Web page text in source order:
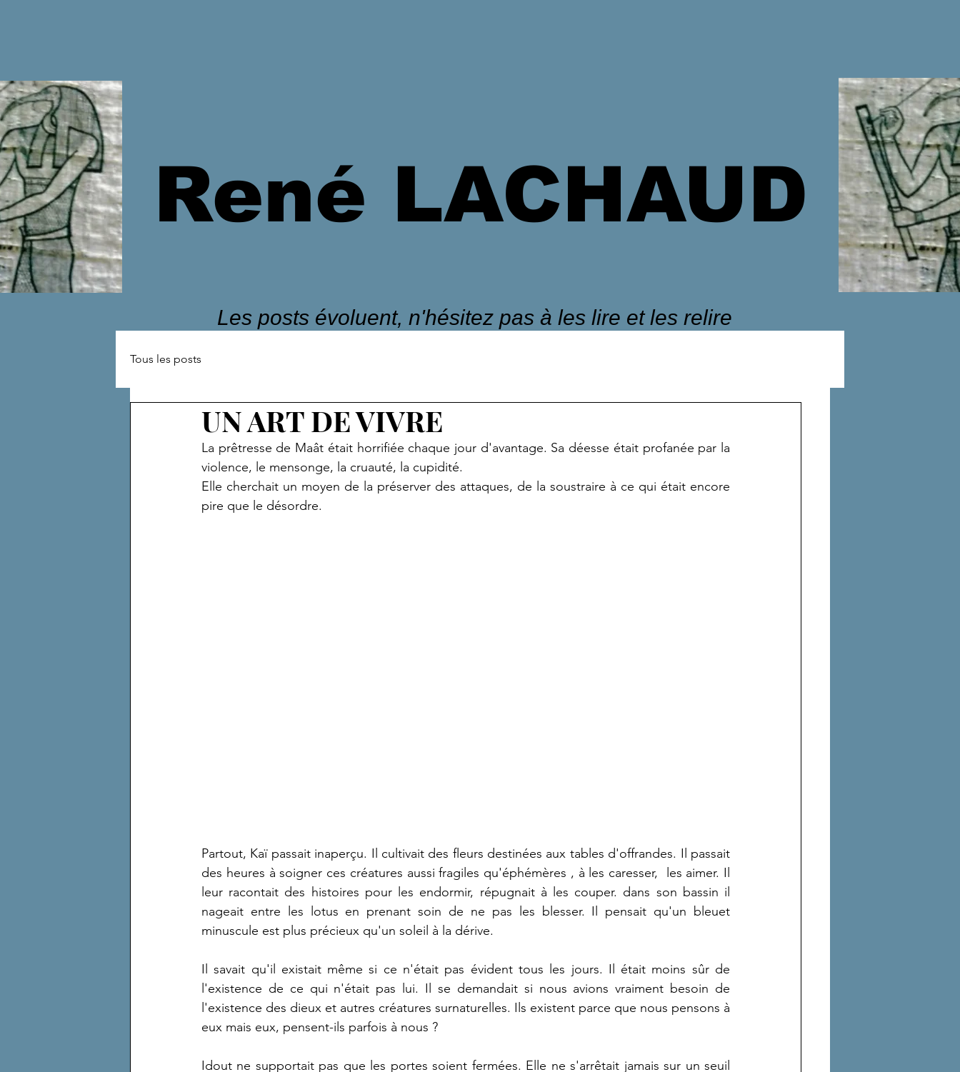
René LACHAUD
Les posts évoluent, n'hésitez pas à les lire et les relire
Tous les posts
UN ART DE VIVRE
La prêtresse de Maât était horrifiée chaque jour d'avantage. Sa déesse était profanée par la
violence, le mensonge, la cruauté, la cupidité.
Elle cherchait un moyen de la préserver des attaques, de la soustraire à ce qui était encore
pire que le désordre.
Partout, Kaï passait inaperçu. Il cultivait des fleurs destinées aux tables d'offrandes. Il passait
des heures à soigner ces créatures aussi fragiles qu'éphémères , à les caresser,  les aimer. Il
leur racontait des histoires pour les endormir, répugnait à les couper. dans son bassin il
nageait entre les lotus en prenant soin de ne pas les blesser. Il pensait qu'un bleuet
minuscule est plus précieux qu'un soleil à la dérive.
Il savait qu'il existait même si ce n'était pas évident tous les jours. Il était moins sûr de
l'existence de ce qui n'était pas lui. Il se demandait si nous avions vraiment besoin de
l'existence des dieux et autres créatures surnaturelles. Ils existent parce que nous pensons à
eux mais eux, pensent-ils parfois à nous ?
Idout ne supportait pas que les portes soient fermées. Elle ne s'arrêtait jamais sur un seuil